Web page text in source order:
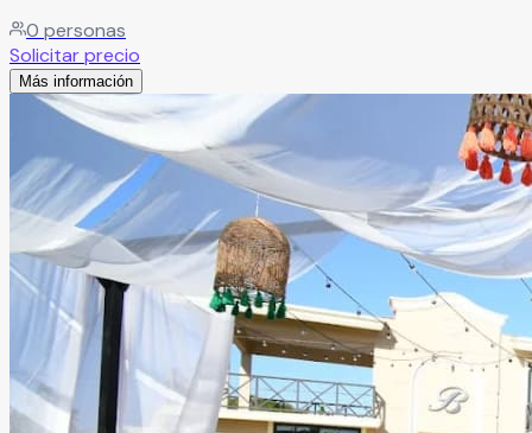
celebraciones completas, sin complicaciones y llenas de
momentos inolvidables.
0 personas
Solicitar precio
Más información